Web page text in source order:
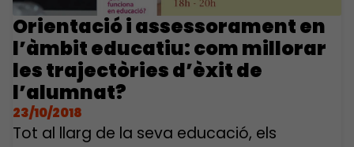
Orientació i assessorament en
l’àmbit educatiu: com millorar
les trajectòries d’èxit de
l’alumnat?
23/10/2018
Tot al llarg de la seva educació, els